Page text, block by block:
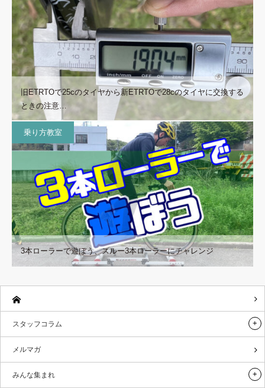
旧ETRTOで25cのタイヤから新ETRTOで28cのタイヤに交換する
ときの注意…
乗り方教室
3本ローラーで遊ぼう、スルー3本ローラーにチャレンジ
スタッフコラム
メルマガ
みんな集まれ